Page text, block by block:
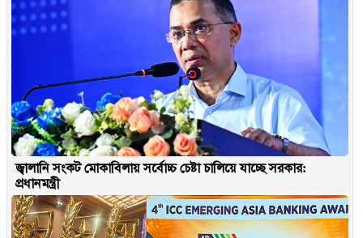
জ্বালানি সংকট মোকাবিলায় সর্বোচ্চ চেষ্টা চালিয়ে যাচ্ছে সরকার:
প্রধানমন্ত্রী